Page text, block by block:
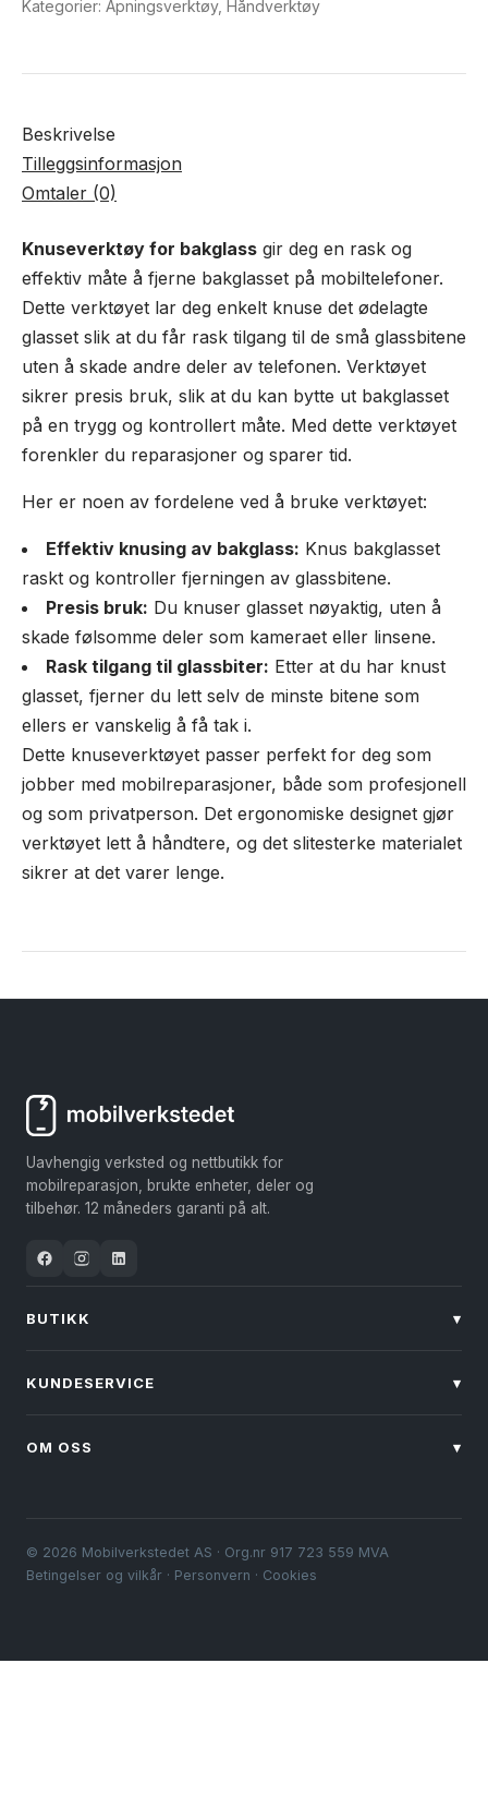
Kategorier: Åpningsverktøy, Håndverktøy
Beskrivelse
Tilleggsinformasjon
Omtaler (0)
Knuseverktøy for bakglass gir deg en rask og
effektiv måte å fjerne bakglasset på mobiltelefoner.
Dette verktøyet lar deg enkelt knuse det ødelagte
glasset slik at du får rask tilgang til de små glassbitene
uten å skade andre deler av telefonen. Verktøyet
sikrer presis bruk, slik at du kan bytte ut bakglasset
på en trygg og kontrollert måte. Med dette verktøyet
forenkler du reparasjoner og sparer tid.
Her er noen av fordelene ved å bruke verktøyet:
Effektiv knusing av bakglass: Knus bakglasset
raskt og kontroller fjerningen av glassbitene.
Presis bruk: Du knuser glasset nøyaktig, uten å
skade følsomme deler som kameraet eller linsene.
Rask tilgang til glassbiter: Etter at du har knust
glasset, fjerner du lett selv de minste bitene som
ellers er vanskelig å få tak i.
Dette knuseverktøyet passer perfekt for deg som
jobber med mobilreparasjoner, både som profesjonell
og som privatperson. Det ergonomiske designet gjør
verktøyet lett å håndtere, og det slitesterke materialet
sikrer at det varer lenge.
Uavhengig verksted og nettbutikk for
mobilreparasjon, brukte enheter, deler og
tilbehør. 12 måneders garanti på alt.
BUTIKK ▾
KUNDESERVICE ▾
OM OSS ▾
© 2026 Mobilverkstedet AS · Org.nr 917 723 559 MVA
Betingelser og vilkår · Personvern · Cookies